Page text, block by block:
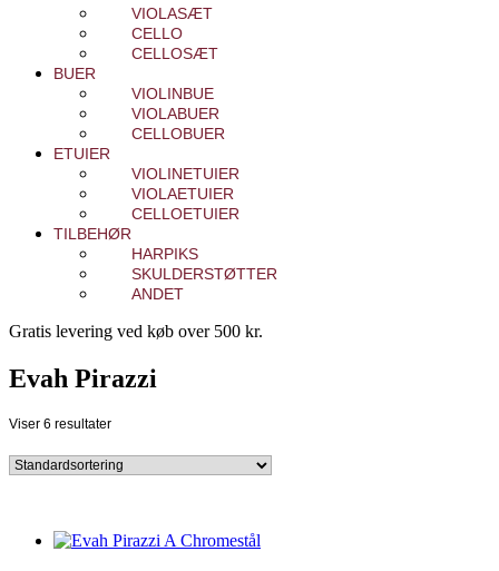
VIOLASÆT
CELLO
CELLOSÆT
BUER
VIOLINBUE
VIOLABUER
CELLOBUER
ETUIER
VIOLINETUIER
VIOLAETUIER
CELLOETUIER
TILBEHØR
HARPIKS
SKULDERSTØTTER
ANDET
Gratis levering ved køb over 500 kr.
Evah Pirazzi
Viser 6 resultater